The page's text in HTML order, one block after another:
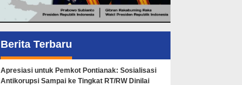
Berita Terbaru
Apresiasi untuk Pemkot Pontianak: Sosialisasi
Antikorupsi Sampai ke Tingkat RT/RW Dinilai